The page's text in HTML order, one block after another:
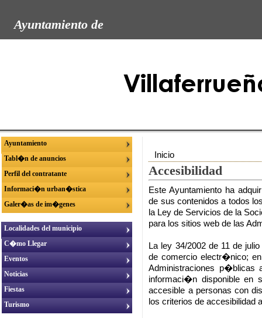
Ayuntamiento de
Ayuntamiento
Tabl�n de anuncios
Perfil del contratante
Informaci�n urban�stica
Galer�as de im�genes
Localidades del municipio
C�mo Llegar
Eventos
Noticias
Fiestas
Turismo
Inicio
Accesibilidad
Este Ayuntamiento ha
de sus contenidos a todos
la Ley de Servicios de la
para los sitios web de las
La ley 34/2002 de 11 de
de comercio electr�nico;
Administraciones p�blicas
informaci�n disponible en
accesible a personas con
los criterios de accesibilidad